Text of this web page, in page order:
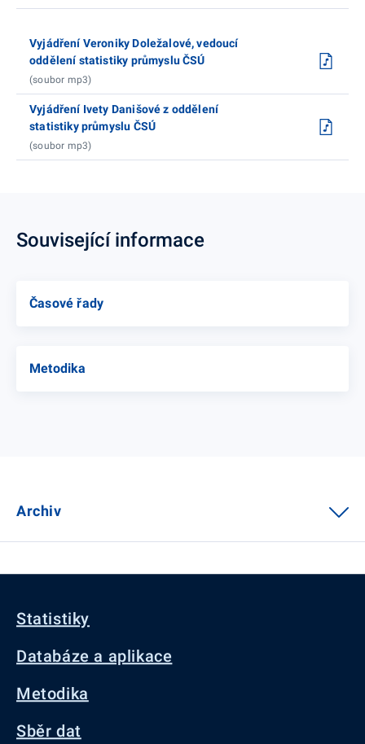
Vyjádření Veroniky Doležalové, vedoucí
oddělení statistiky průmyslu ČSÚ
(soubor mp3)
Vyjádření Ivety Danišové z oddělení
statistiky průmyslu ČSÚ
(soubor mp3)
Související informace
Časové řady
Metodika
Archiv
Statistiky
Databáze a aplikace
Metodika
Sběr dat